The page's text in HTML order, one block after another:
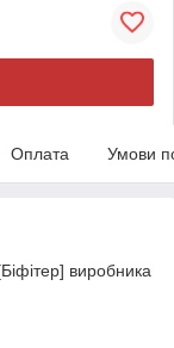
Оплата Умови
виробника